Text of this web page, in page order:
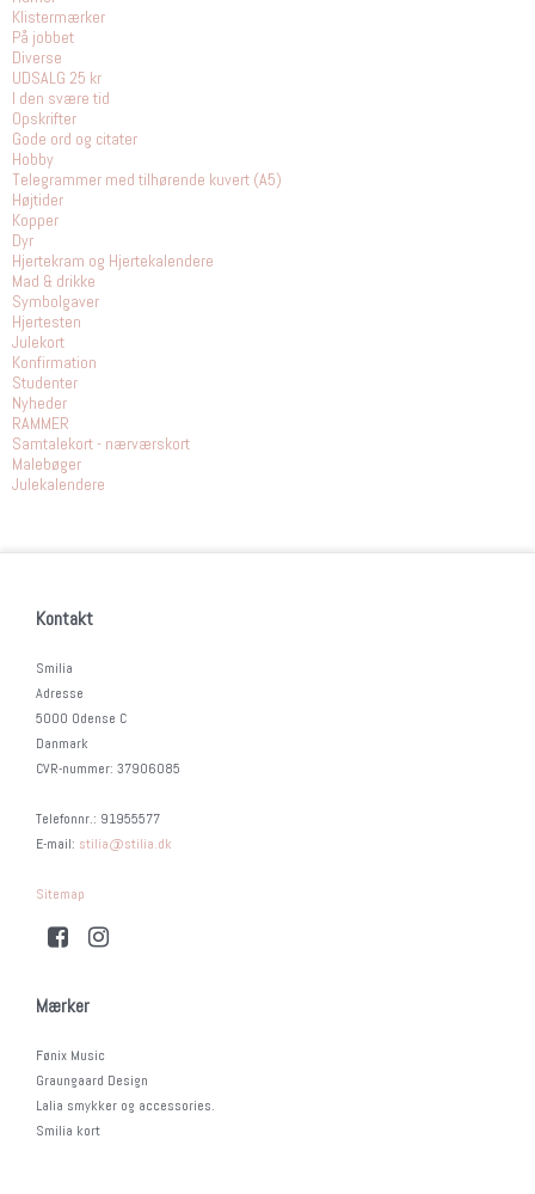
Klistermærker
På jobbet
Diverse
UDSALG 25 kr
I den svære tid
Opskrifter
Gode ord og citater
Hobby
Telegrammer med tilhørende kuvert (A5)
Højtider
Kopper
Dyr
Hjertekram og Hjertekalendere
Mad & drikke
Symbolgaver
Hjertesten
Julekort
Konfirmation
Studenter
Nyheder
RAMMER
Samtalekort - nærværskort
Malebøger
Julekalendere
Kontakt
Smilia
Adresse
5000 Odense C
Danmark
CVR-nummer: 37906085
Telefonnr.: 91955577
E-mail: stilia@stilia.dk
Sitemap
Mærker
Fønix Music
Graungaard Design
Lalia smykker og accessories.
Smilia kort